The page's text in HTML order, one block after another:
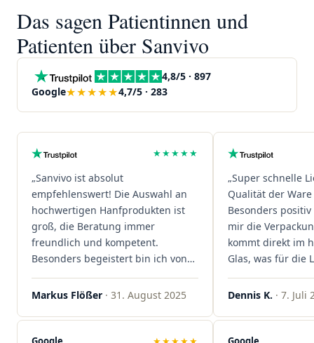
Das sagen Patientinnen und
Patienten über Sanvivo
4,8/5 · 897
Google★★★★★4,7/5 · 283
★★★★★
„Sanvivo ist absolut
empfehlenswert! Die Auswahl an
hochwertigen Hanfprodukten ist
groß, die Beratung immer
freundlich und kompetent.
Besonders begeistert bin ich von
der schnellen Rezeptannahme –
alles läuft unkompliziert und
sind extrem zügig, was mir jedes
Mal viel Zeit spart. Man merkt,
Markus Flößer · 31. August 2025
„Super schnelle
Qualität der
Besonders
mir die
kommt direkt im
Glas, was für die
ist. Ich bestelle
wieder!"
Dennis K. · 7. Juli